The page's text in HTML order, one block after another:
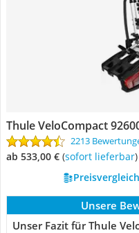
Thule VeloCompact
2213
ab 533,00 € ( Sofort lieferbar)
Unsere
Unser Fazit für Thule